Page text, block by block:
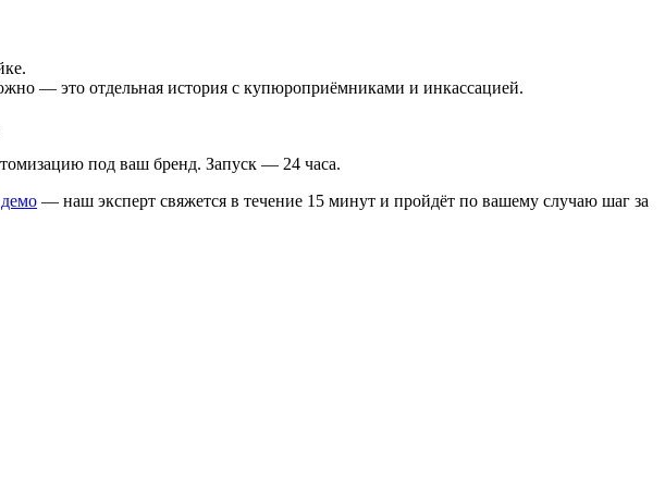
— это отдельная история с купюроприёмниками и инкассацией.
под ваш бренд. Запуск — 24 часа.
— наш эксперт свяжется в течение 15 минут и пройдёт по вашему случаю шаг за